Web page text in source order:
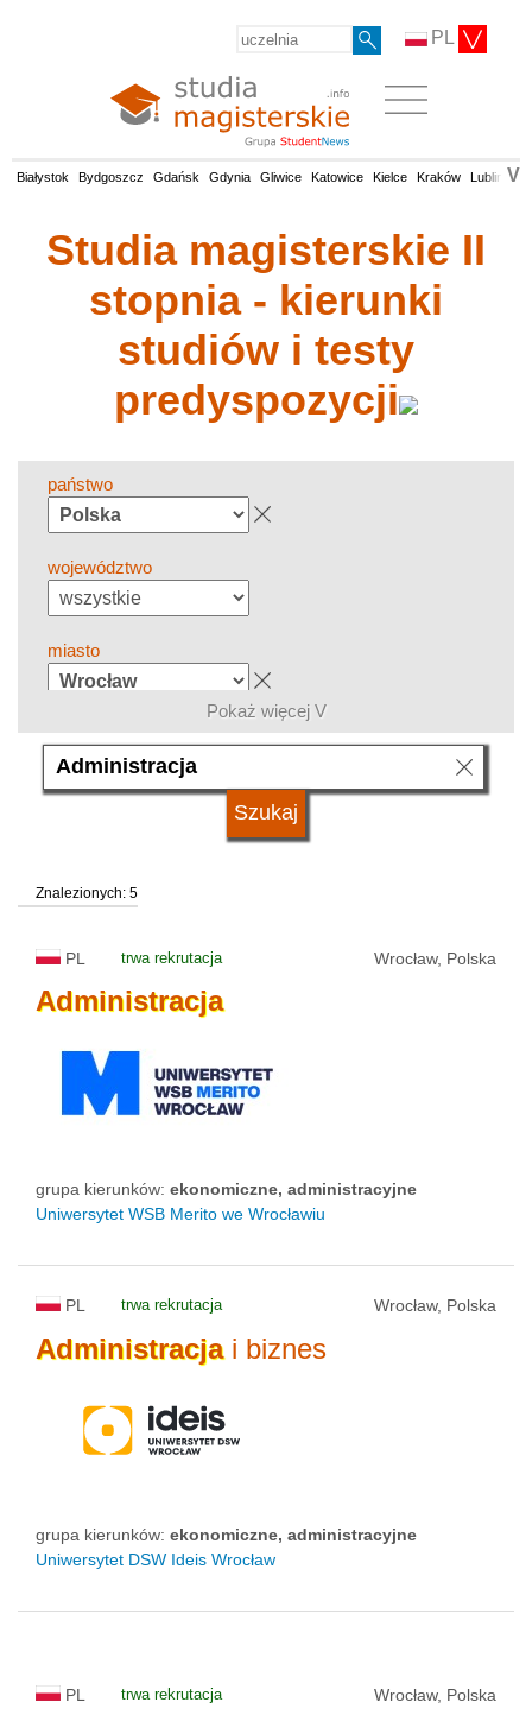
PL
Białystok Bydgoszcz Gdańsk Gdynia Gliwice Katowice Kielce Kraków Lublin V
Studia magisterskie II
stopnia - kierunki
studiów i testy
predyspozycji
państwo
województwo
miasto
grupa kierunków
system studiów
status uczelni
Pokaż więcej V
Znalezionych: 5
PL trwa rekrutacja Wrocław, Polska
Administracja
grupa kierunków: ekonomiczne, administracyjne
Uniwersytet WSB Merito we Wrocławiu
PL trwa rekrutacja Wrocław, Polska
Administracjai biznes
grupa kierunków: ekonomiczne, administracyjne
Uniwersytet DSW Ideis Wrocław
PL trwa rekrutacja Wrocław, Polska